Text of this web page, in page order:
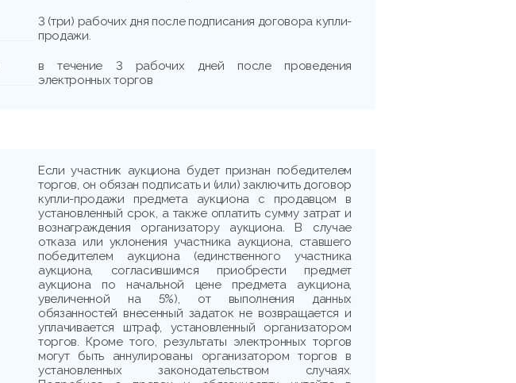
3 (три) рабочих дня после подписания договора купли-
продажи.
в течение 3 рабочих дней после проведения
электронных торгов
Если участник аукциона будет признан победителем
торгов, он обязан подписать и (или) заключить договор
купли-продажи предмета аукциона с продавцом в
установленный срок, а также оплатить сумму затрат и
вознаграждения организатору аукциона. В случае
отказа или уклонения участника аукциона, ставшего
победителем аукциона (единственного участника
аукциона, согласившимся приобрести предмет
аукциона по начальной цене предмета аукциона,
увеличенной на 5%), от выполнения данных
обязанностей внесенный задаток не возвращается и
уплачивается штраф, установленный организатором
торгов. Кроме того, результаты электронных торгов
могут быть аннулированы организатором торгов в
установленных законодательством случаях.